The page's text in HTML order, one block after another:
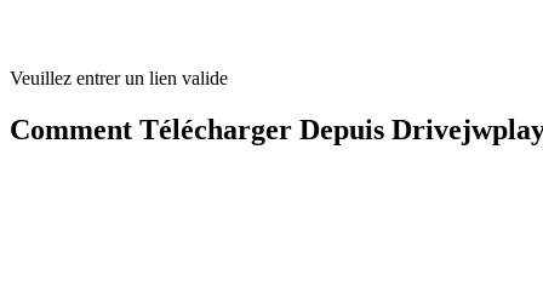
Veuillez entrer un lien valide
Comment Télécharger Depuis